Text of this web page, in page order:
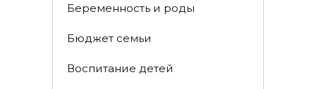
Беременность и роды
Бюджет семьи
Воспитание детей